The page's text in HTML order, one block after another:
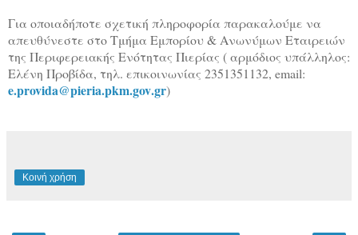
Για οποιαδήποτε σχετική πληροφορία παρακαλούμε να
απευθύνεστε στο Τμήμα Εμπορίου & Ανωνύμων Εταιρειών
της Περιφερειακής Ενότητας Πιερίας ( αρμόδιος υπάλληλος:
Ελένη Προβίδα, τηλ. επικοινωνίας 2351351132, email:
e.provida@pieria.pkm.gov.gr)
Κοινή χρήση